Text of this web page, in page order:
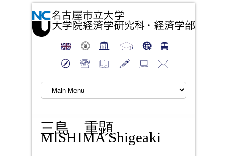
三島 重顕
MISHIMA Shigeaki